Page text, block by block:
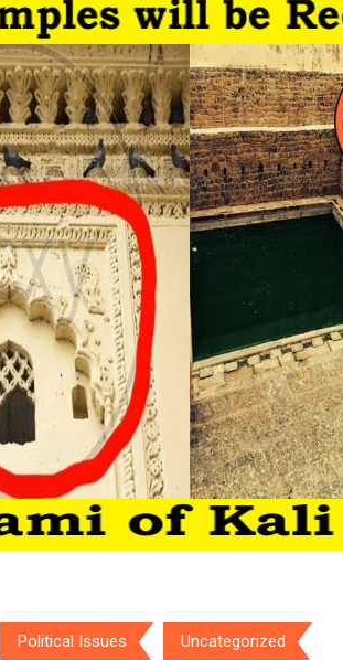
Political Issues Uncategorized